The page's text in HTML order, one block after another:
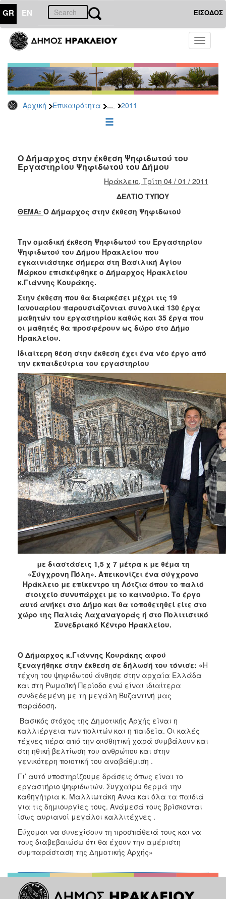
GR EN ΕΙΣΟΔΟΣ
Toggle
Αρχική Επικαιρότητα ... 2011
ΕΠΙΚΑΙΡΟΤΗΤΑ
Τύπου
Αρχείο
2026
2025
2022
2021
2018
2016
2015
2013
2012
2011
2010
2006
ΔΗΜΟΤΗΣ
ΕΠΙΣΚΕΠΤΗΣ
ΗΡΑΚΛΕΙΟ
Ο Δήμαρχος στην έκθεση Ψηφιδωτού του
Εργαστηρίου Ψηφιδωτού του Δήμου
Ηράκλειο, Τρίτη 04 / 01 / 2011
ΔΕΛΤΙΟ ΤΥΠΟΥ
ΘΕΜΑ: Ο Δήμαρχος στην έκθεση Ψηφιδωτού
Την ομαδική έκθεση Ψηφιδωτού του Εργαστηρίου
Ψηφιδωτού του Δήμου Ηρακλείου που
εγκαινιάστηκε σήμερα στη Βασιλική Αγίου
Μάρκου επισκέφθηκε ο Δήμαρχος Ηρακλείου
κ.Γιάννης Κουράκης.
Στην έκθεση που θα διαρκέσει μέχρι τις 19
Ιανουαρίου παρουσιάζονται συνολικά 130 έργα
μαθητών του εργαστηρίου καθώς και 35 έργα που
οι μαθητές θα προσφέρουν ως δώρο στο Δήμο
Ηρακλείου.
Ιδιαίτερη θέση στην έκθεση έχει ένα νέο έργο από
την εκπαιδεύτρια του εργαστηρίου
με διαστάσεις 1,5 χ 7 μέτρα κ με θέμα τη
«Σύγχρονη Πόλη». Απεικονίζει ένα σύγχρονο
Ηράκλειο με επίκεντρο τη Λότζια όπου το παλιό
στοιχείο συνυπάρχει με το καινούριο. Το έργο
αυτό ανήκει στο Δήμο και θα τοποθετηθεί είτε στο
χώρο της Παλιάς Λαχαναγοράς ή στο Πολιτιστικό
Συνεδριακό Κέντρο Ηρακλείου.
Ο Δήμαρχος κ.Γιάννης Κουράκης αφού
ξεναγήθηκε στην έκθεση σε δήλωσή του τόνισε: «Η
τέχνη του ψηφιδωτού άνθησε στην αρχαία Ελλάδα
και στη Ρωμαϊκή Περίοδο ενώ είναι ιδιαίτερα
συνδεδεμένη με τη μεγάλη Βυζαντινή μας
παράδοση.
Βασικός στόχος της Δημοτικής Αρχής είναι η
καλλιέργεια των πολιτών και η παιδεία. Οι καλές
τέχνες πέρα από την αισθητική χαρά συμβάλουν και
στη ηθική βελτίωση του ανθρώπου και στην
γενικότερη ποιοτική του αναβάθμιση .
Γι’ αυτό υποστηρίζουμε δράσεις όπως είναι το
εργαστήριο ψηφιδωτών. Συγχαίρω θερμά την
καθηγήτρια κ. Μαλλιωτάκη Άννα και όλα τα παιδιά
για τις δημιουργίες τους. Ανάμεσά τους βρίσκονται
ίσως αυριανοί μεγάλοι καλλιτέχνες .
Εύχομαι να συνεχίσουν τη προσπάθειά τους και να
τους διαβεβαιώσω ότι θα έχουν την αμέριστη
συμπαράσταση της Δημοτικής Αρχής»